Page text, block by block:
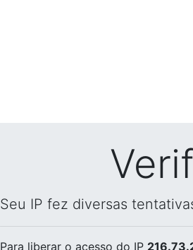
Seu IP fez diversas
Para liberar o acesso do IP